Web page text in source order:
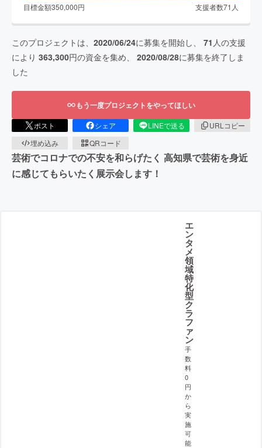
目標金額350,000円 支援者数71 人
このプロジェクトは、 2020/06/24に募集を開始し、 71 人の支援
により 363,300円の資金を集め、 2020/08/28に募集を終了しま
した
もう一度プロジェクトをやってほしい
ポスト シェア LINEで送る
URLコピー
埋め込み
QRコード
芸術でコロナでの不安を和らげたく 高知県で芸術を身近
に感じてもらいたく展示会します！
エ
ン
タ
メ
領
域
特
化
型
ク
ラ
フ
ァ
ン
手
数
料
0
円
か
ら
実
施
可
能